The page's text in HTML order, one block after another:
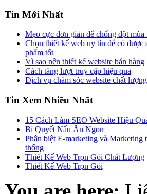
Tin Mới Nhất
Mẹo cực đơn giản để chống dột mùa
Chọn thiết kế web uy tín để có được
phẩm tốt
Vì sao nên thiết kế website bán hàng
Cách tăng lượt truy cập hiệu quả
Dịch vụ chăm sóc website chất
Tin Xem Nhiều Nhất
15 Cách Làm SEO Website Hiệu
Bí Quyết Nấu Ăn Ngon
Phân biệt E-marketing và Marketing
thống
Thiết Kế Web Trọn Gói Chất Lượng
Thiết Kế Web Trọn Gói